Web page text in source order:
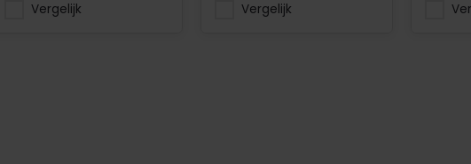
Vergelijk Vergelijk